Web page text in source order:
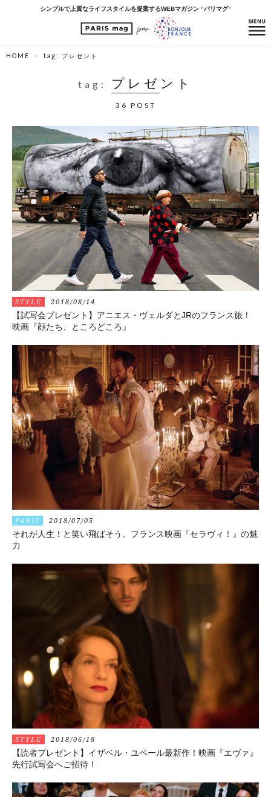
シンプルで上質なライフスタイルを提案するWEBマガジン “パリマグ”
HOME tag: プレゼント
tag: プレゼント
36 POST
STYLE 2018/08/14
【試写会プレゼント】アニエス・ヴェルダとJRのフランス旅！
映画『顔たち、ところどころ』
PARIS 2018/07/05
それが人生！と笑い飛ばそう。フランス映画『セラヴィ！』の魅
力
STYLE 2018/06/18
【読者プレゼント】イザベル・ユペール最新作！映画『エヴァ』
先行試写会へご招待！